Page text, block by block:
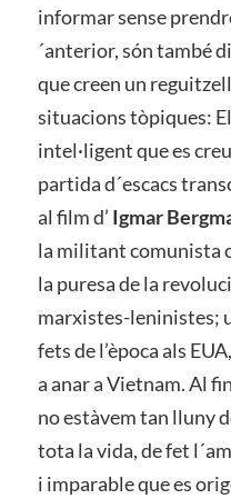
informar sense
´anterior, són també
que creen un
situacions tòpiques:
intel·ligent que es
partida d´escacs
al film d’ Igmar
la militant comunista
la puresa de la
marxistes-leninistes;
fets de l’època als
a anar a Vietnam. Al
no estàvem tan lluny
tota la vida, de fet
i imparable que es